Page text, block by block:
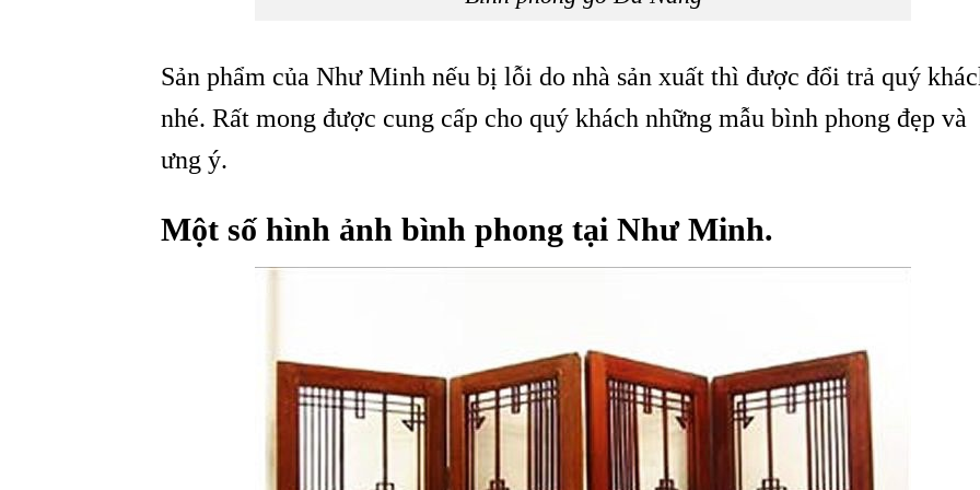
Sản phẩm của Như Minh nếu bị lỗi do nhà sản xuất thì được đổi trả quý
nhé. Rất mong được cung cấp cho quý khách những mẫu bình phong đẹp và
ưng ý.
Một số hình ảnh bình phong tại Như Minh.